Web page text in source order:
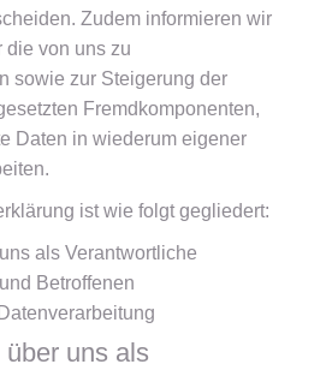
Zudem informieren wir
die von uns zu
sowie zur Steigerung der
Fremdkomponenten,
Daten in wiederum eigener
ist wie folgt gegliedert:
als Verantwortliche
Betroffenen
uns als